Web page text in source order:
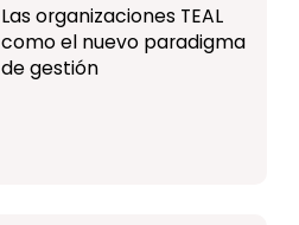
Las organizaciones TEAL
como el nuevo paradigma
de gestión